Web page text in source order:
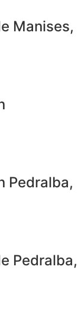
Manises,
Pedralba,
Pedralba,